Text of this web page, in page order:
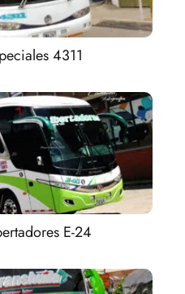
4311
E-24